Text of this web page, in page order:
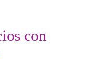
con